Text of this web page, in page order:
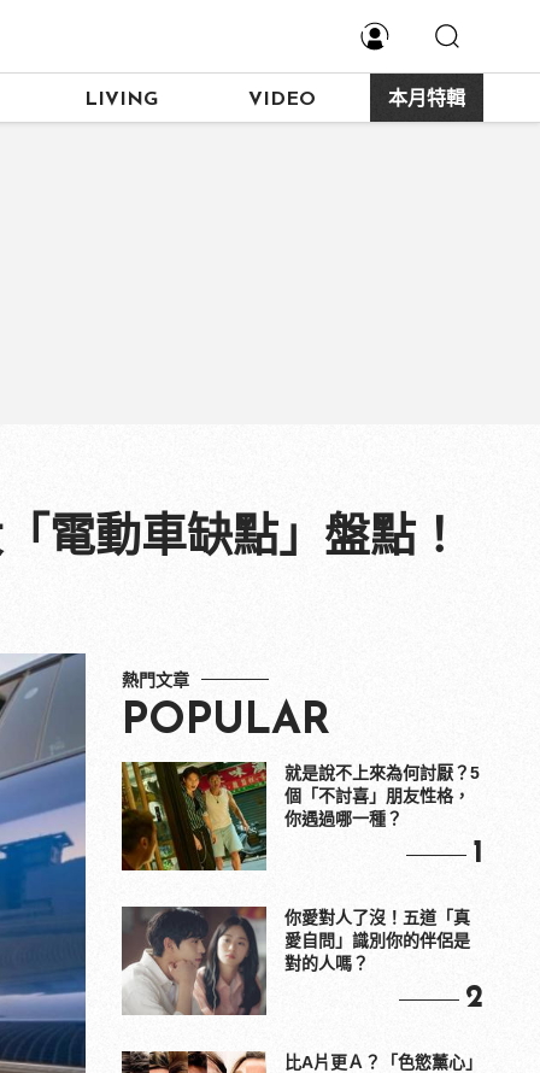
LIVING VIDEO 本月特輯
電動車缺點」盤點！
熱門文章
POPULAR
就是說不上來為何討厭？5
個「不討喜」朋友性格，
你遇過哪一種？
1
你愛對人了沒！五道「真
愛自問」識別你的伴侶是
對的人嗎？
2
比A片更Ａ？「色慾薰心」